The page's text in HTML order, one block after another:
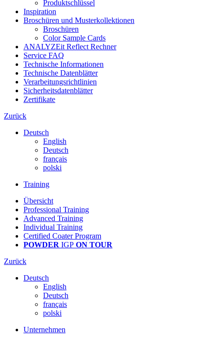
Produktschlüssel
Inspiration
Broschüren und Musterkollektionen
Broschüren
Color Sample Cards
ANALYZEit Reflect Rechner
Service FAQ
Technische Informationen
Technische Datenblätter
Verarbeitungsrichtlinien
Sicherheitsdatenblätter
Zertifikate
Zurück
Deutsch
English
Deutsch
français
polski
Training
Übersicht
Professional Training
Advanced Training
Individual Training
Certified Coater Program
POWDER IGP ON TOUR
Zurück
Deutsch
English
Deutsch
français
polski
Unternehmen